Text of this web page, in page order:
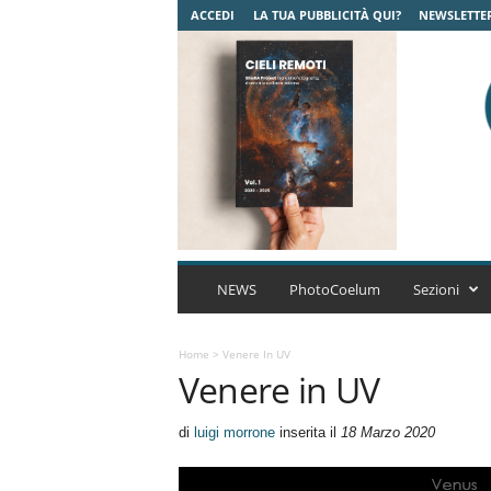
ACCEDI LA TUA PUBBLICITÀ QUI?
C
r
NEWS PhotoCoelum Sezioni
Home > Venere In UV
Venere in UV
di luigi morroneinserita il 18 Marzo 2020